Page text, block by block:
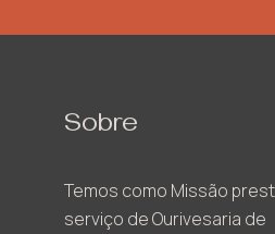
Sobre
Temos como Missão
serviço de Ourivesaria de